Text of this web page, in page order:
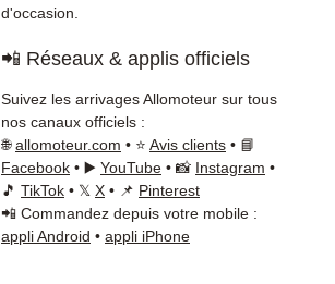
d'occasion.
📲 Réseaux & applis officiels
Suivez les arrivages Allomoteur sur tous
nos canaux officiels :
🌐allomoteur.com • ⭐ Avis clients • 📘
Facebook • ▶️ YouTube • 📸 Instagram •
🎵 TikTok • 𝕏 X • 📌 Pinterest
📲 Commandez depuis votre mobile :
appli Android • appli iPhone